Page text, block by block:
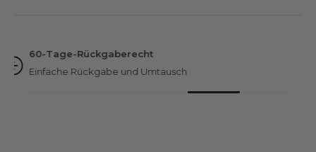
Hervorragend bewertet
Über 3.000 Bewertungen